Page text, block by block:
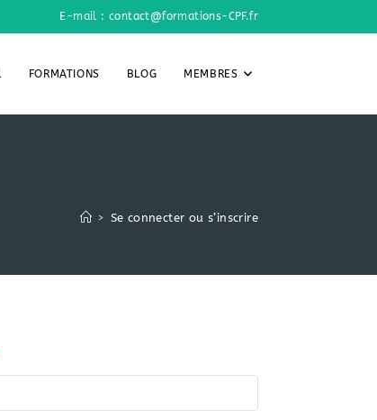
E-mail : contact@formations-CPF.fr
FORMATIONS BLOG MEMBRES
> Se connecter ou s’inscrire